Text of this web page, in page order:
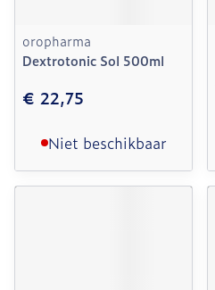
oropharma
Dextrotonic Sol 500ml
€ 22,75
Niet beschikbaar